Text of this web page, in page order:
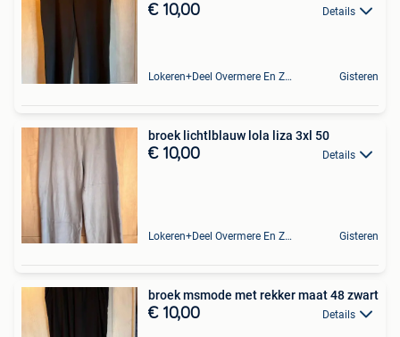
€ 10,00 Details
Lokeren+Deel Overmere En Zele Gisteren
broek lichtlblauw lola liza 3xl 50
€ 10,00 Details
Lokeren+Deel Overmere En Zele Gisteren
broek msmode met rekker maat 48 zwart
€ 10,00 Details